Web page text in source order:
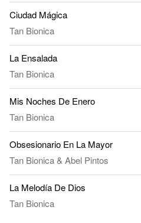
Ciudad Mágica
Tan Bionica
La Ensalada
Tan Bionica
Mis Noches De Enero
Tan Bionica
Obsesionario En La Mayor
Tan Bionica&Abel Pintos
La Melodía De Dios
Tan Bionica